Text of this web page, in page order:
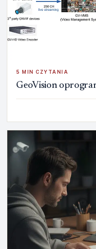
5 MIN CZYTANIA
GeoVision